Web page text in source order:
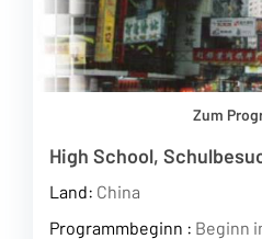
Zum
High School,
Land: China
Programmbeginn : Beginn